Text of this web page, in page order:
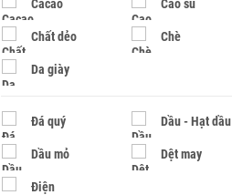
Cacao Cao su
Chất dẻo Chè
Da giày
Đá quý Dầu - Hạt dầu
Dầu mỏ Dệt may
Điện